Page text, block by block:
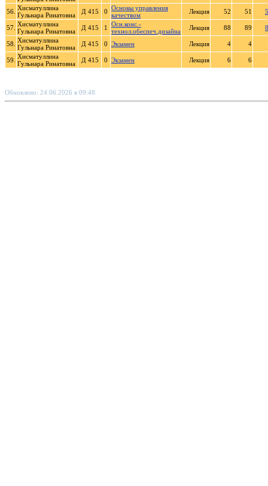
56. Хисматуллина
Гульнара Ринатовна
Д 415 0 Основы управления
качеством
Лекция 52 51
57. Хисматуллина
Гульнара Ринатовна
Д 415 1
Осн.конс.-
технол.обеспеч.дизайна
Лекция 88 89
58. Хисматуллина
Гульнара Ринатовна
Д 415 0 Экзамен Лекция 4 4
59. Хисматуллина
Гульнара Ринатовна
Д 415 0 Экзамен Лекция 6 6
Обновлено: 24.06.2026 в 09:48.